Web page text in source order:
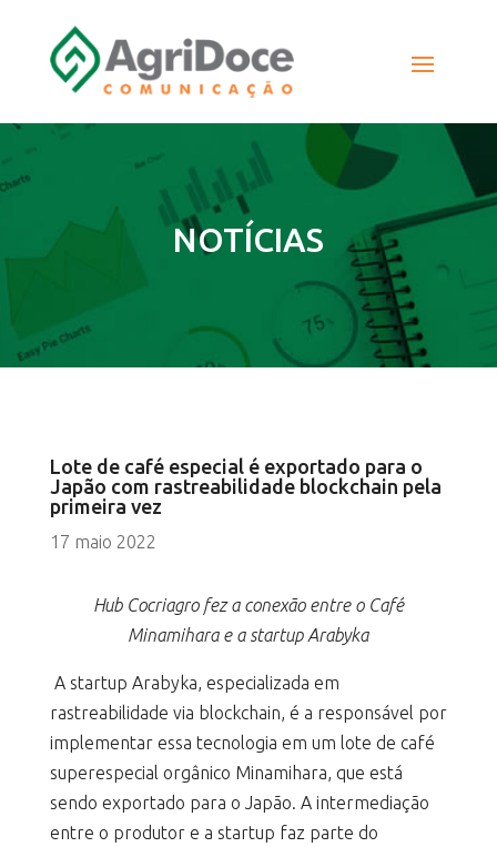
NOTÍCIAS
Lote de café especial é exportado para o
Japão com rastreabilidade blockchain pela
primeira vez
17 maio 2022
Hub Cocriagro fez a conexão entre o Café
Minamihara e a startup Arabyka
A startup Arabyka, especializada em
rastreabilidade via blockchain, é a responsável por
implementar essa tecnologia em um lote de café
superespecial orgânico Minamihara, que está
sendo exportado para o Japão. A intermediação
entre o produtor e a startup faz parte do